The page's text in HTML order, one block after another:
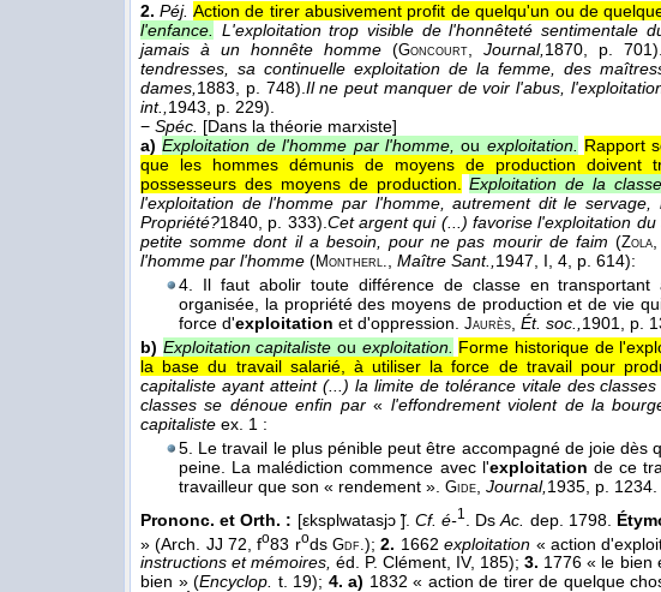
2. Péj. Action de tirer abusivement profit de quelqu'un ou de
l'enfance.
L'exploitation trop visible de l'honnêteté sentimentale
jamais à un honnête homme (Goncourt Journal, 1870 , p. 701).
tendresses, sa continuelle exploitation de la femme, des
dames, 1883 , p. 748). Il ne peut manquer de voir l'abus,
int., 1943 , p. 229).
− Spéc. [Dans la théorie marxiste]
a) Exploitation de l'homme par l'homme, ou exploitation.
Rapport
que les hommes démunis de moyens de production doivent
possesseurs des moyens de production.
Exploitation de la
l'exploitation de l'homme par l'homme, autrement dit le
Propriété?1840 , p. 333). Cet argent qui (...) favorise l'exploitation
petite somme dont il a besoin, pour ne pas mourir de faim (Zola
l'homme par l'homme (Montherl. Maître Sant., 1947 , I, 4, p. 614):
4. Il faut abolir toute différence de classe en
organisée, la propriété des moyens de production et de vie
force d'exploitation et d'oppression. Jaurès Ét. soc., 1901
, p.
b) Exploitation capitaliste ou exploitation. Forme historique de
la base du travail salarié, à utiliser la force de travail pour
capitaliste ayant atteint (...) la limite de tolérance vitale des
classes se dénoue enfin par« l'effondrement violent de la
capitaliste ex. 1 :
5. Le travail le plus pénible peut être accompagné de joie dès
peine. La malédiction commence avec l'exploitation de ce
travailleur que son « rendement ». Gide Journal, 1935 , p. 1234.
Prononc. et Orth. : [εksplwatasjɔ ̃]. Cf. é-1 . DsAc. dep. 1798.
» (Arch. JJ 72, fo83 rodsGdf.);2. 1662exploitation « action
instructions et mémoires, éd. P. Clément, IV, 185);3. 1776 « le bien
bien » (Encyclop. t. 19); 4. a) 1832 « action de tirer de quelque